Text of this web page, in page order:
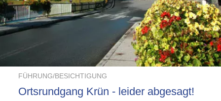
FÜHRUNG/BESICHTIGUNG
Ortsrundgang Krün - leider abgesagt!